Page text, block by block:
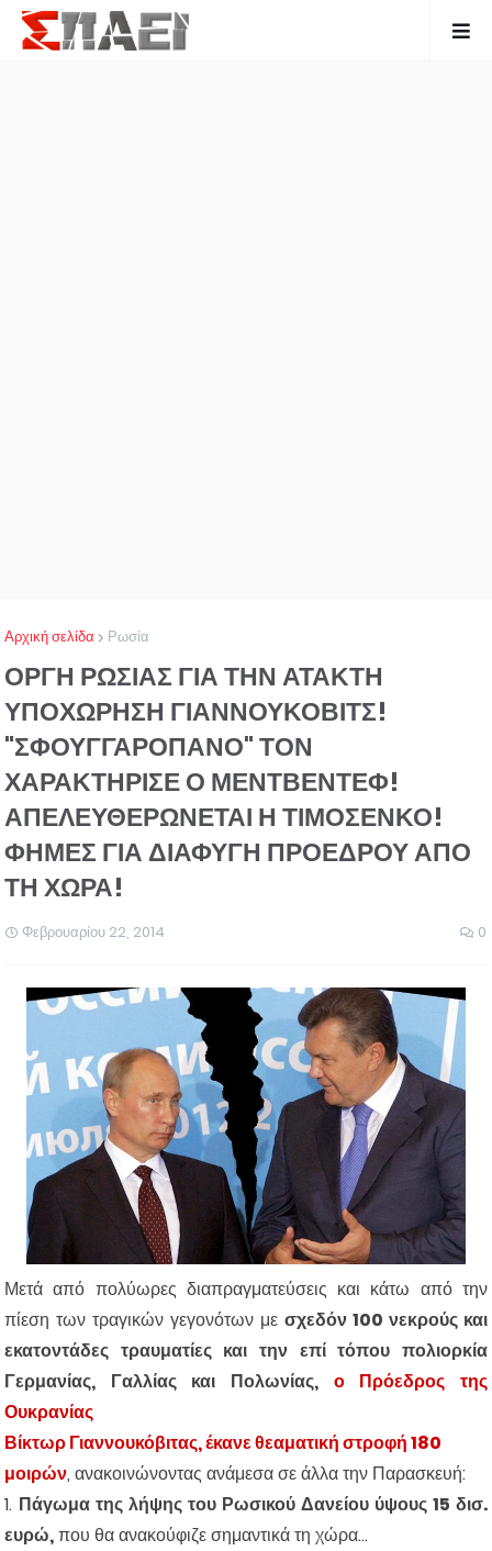
Αρχική σελίδα Ρωσία
ΟΡΓΗ ΡΩΣΙΑΣ ΓΙΑ ΤΗΝ ΑΤΑΚΤΗ
ΥΠΟΧΩΡΗΣΗ ΓΙΑΝΝΟΥΚΟΒΙΤΣ!
"ΣΦΟΥΓΓΑΡΟΠΑΝΟ" ΤΟΝ
ΧΑΡΑΚΤΗΡΙΣΕ Ο ΜΕΝΤΒΕΝΤΕΦ!
ΑΠΕΛΕΥΘΕΡΩΝΕΤΑΙ Η ΤΙΜΟΣΕΝΚΟ!
ΦΗΜΕΣ ΓΙΑ ΔΙΑΦΥΓΗ ΠΡΟΕΔΡΟΥ ΑΠΟ
ΤΗ ΧΩΡΑ!
Φεβρουαρίου 22, 2014 0
Μετά από πολύωρες διαπραγματεύσεις και κάτω από την
πίεση των τραγικών γεγονότων με σχεδόν 100 νεκρούς και
εκατοντάδες τραυματίες και την επί τόπου πολιορκία
Γερμανίας, Γαλλίας και Πολωνίας, ο Πρόεδρος της
Ουκρανίας
Βίκτωρ Γιαννουκόβιτας, έκανε θεαματική στροφή 180
μοιρών, ανακοινώνοντας ανάμεσα σε άλλα την Παρασκευή:
1. Πάγωμα της λήψης του Ρωσικού Δανείου ύψους 15 δισ.
ευρώ,που θα ανακούφιζε σημαντικά τη χώρα...